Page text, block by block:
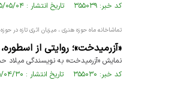
کد خبر: ۳۵۵۰۳۹ تاریخ انتشار : ۱۴۰۵/۰۵/۰۴
تماشاخانه ماه حوزه هنری ، میزبان اثری تازه در حوزه
«آزرمیدخت»؛ روایتی از
نمایش «آزرمیدخت» به نویسندگی میلاد حسینی و کارگردانی رادنوش مقدم، از ۲۲
کد خبر: ۳۵۵۰۳۰ تاریخ انتشار : ۱۴۰۵/۰۴/۳۰